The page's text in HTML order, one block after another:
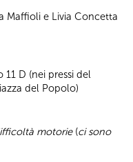
Maffioli e Livia Concetta
D (nei pressi del
del Popolo)
motorie(ci sono